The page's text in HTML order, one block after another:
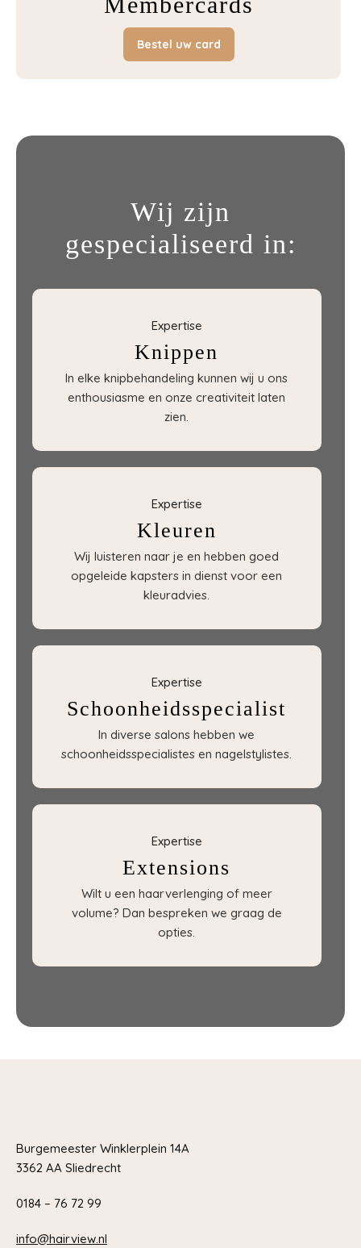
Bestel uw card
Wij zijn
gespecialiseerd in:
Expertise
Knippen
In elke knipbehandeling kunnen wij u ons
enthousiasme en onze creativiteit laten
zien.
Expertise
Kleuren
Wij luisteren naar je en hebben goed
opgeleide kapsters in dienst voor een
kleuradvies.
Expertise
Schoonheidsspecialist
In diverse salons hebben we
schoonheidsspecialistes en nagelstylistes.
Expertise
Extensions
Wilt u een haarverlenging of meer
volume? Dan bespreken we graag de
opties.
Burgemeester Winklerplein 14A
3362 AA Sliedrecht
0184 – 76 72 99
info@hairview.nl